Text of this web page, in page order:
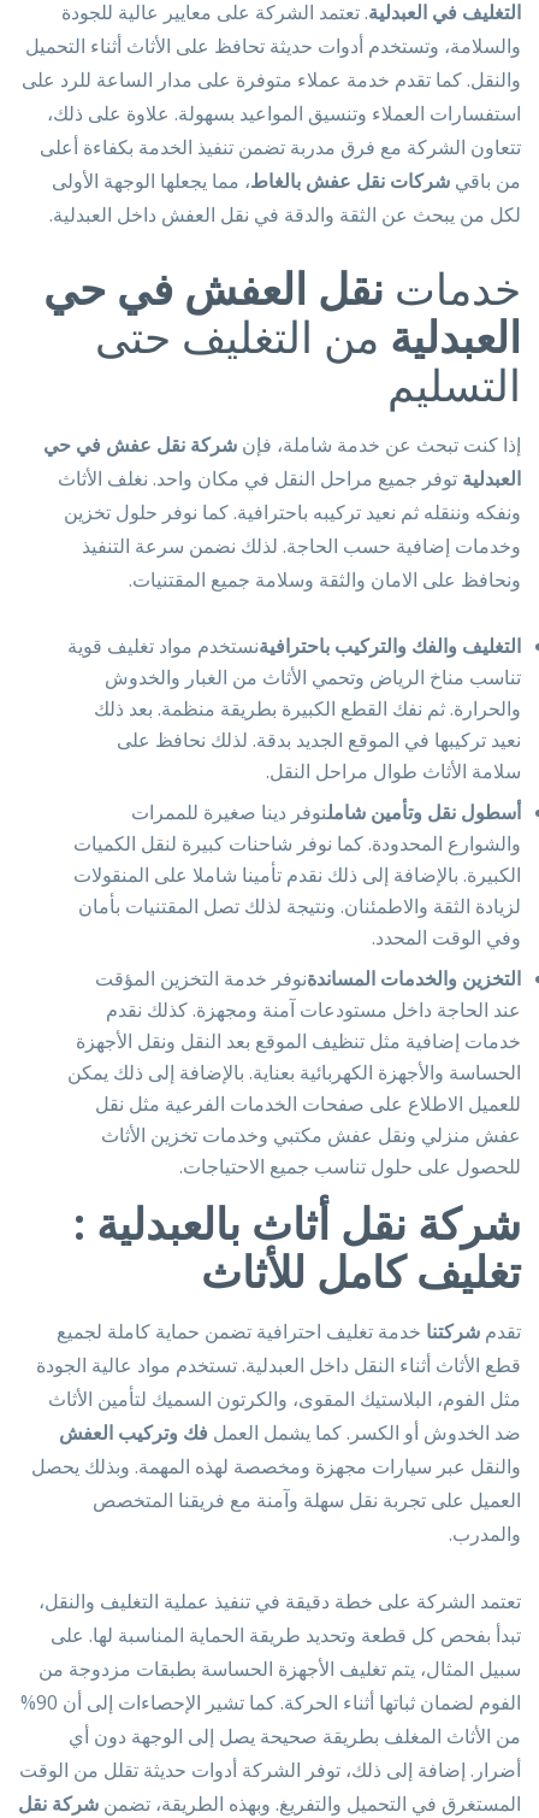
التغليف في العبدلية. تعتمد الشركة على معايير عالية للجودة
والسلامة، وتستخدم أدوات حديثة تحافظ على الأثاث أثناء التحميل
والنقل. كما تقدم خدمة عملاء متوفرة على مدار الساعة للرد على
استفسارات العملاء وتنسيق المواعيد بسهولة. علاوة على ذلك،
تتعاون الشركة مع فرق مدربة تضمن تنفيذ الخدمة بكفاءة أعلى
من باقي شركات نقل عفش بالغاط، مما يجعلها الوجهة الأولى
لكل من يبحث عن الثقة والدقة في نقل العفش داخل العبدلية.
خدمات نقل العفش في حي
العبدلية من التغليف حتى
التسليم
إذا كنت تبحث عن خدمة شاملة، فإن شركة نقل عفش في حي
العبدلية توفر جميع مراحل النقل في مكان واحد. نغلف الأثاث
ونفكه وننقله ثم نعيد تركيبه باحترافية. كما نوفر حلول تخزين
وخدمات إضافية حسب الحاجة. لذلك نضمن سرعة التنفيذ
ونحافظ على الامان والثقة وسلامة جميع المقتنيات.
التغليف والفك والتركيب باحترافيةنستخدم مواد تغليف قوية
تناسب مناخ الرياض وتحمي الأثاث من الغبار والخدوش
والحرارة. ثم نفك القطع الكبيرة بطريقة منظمة. بعد ذلك
نعيد تركيبها في الموقع الجديد بدقة. لذلك نحافظ على
سلامة الأثاث طوال مراحل النقل.
أسطول نقل وتأمين شاملنوفر دينا صغيرة للممرات
والشوارع المحدودة. كما نوفر شاحنات كبيرة لنقل الكميات
الكبيرة. بالإضافة إلى ذلك نقدم تأمينا شاملا على المنقولات
لزيادة الثقة والاطمئنان. ونتيجة لذلك تصل المقتنيات بأمان
وفي الوقت المحدد.
التخزين والخدمات المساندةنوفر خدمة التخزين المؤقت
عند الحاجة داخل مستودعات آمنة ومجهزة. كذلك نقدم
خدمات إضافية مثل تنظيف الموقع بعد النقل ونقل الأجهزة
الحساسة والأجهزة الكهربائية بعناية. بالإضافة إلى ذلك يمكن
للعميل الاطلاع على صفحات الخدمات الفرعية مثل نقل
عفش منزلي ونقل عفش مكتبي وخدمات تخزين الأثاث
للحصول على حلول تناسب جميع الاحتياجات.
شركة نقل أثاث بالعبدلية :
تغليف كامل للأثاث
تقدم شركتنا خدمة تغليف احترافية تضمن حماية كاملة لجميع
قطع الأثاث أثناء النقل داخل العبدلية. تستخدم مواد عالية الجودة
مثل الفوم، البلاستيك المقوى، والكرتون السميك لتأمين الأثاث
ضد الخدوش أو الكسر. كما يشمل العمل فك وتركيب العفش
والنقل عبر سيارات مجهزة ومخصصة لهذه المهمة. وبذلك يحصل
العميل على تجربة نقل سهلة وآمنة مع فريقنا المتخصص
والمدرب.
تعتمد الشركة على خطة دقيقة في تنفيذ عملية التغليف والنقل،
تبدأ بفحص كل قطعة وتحديد طريقة الحماية المناسبة لها. على
سبيل المثال، يتم تغليف الأجهزة الحساسة بطبقات مزدوجة من
الفوم لضمان ثباتها أثناء الحركة. كما تشير الإحصاءات إلى أن 90%
من الأثاث المغلف بطريقة صحيحة يصل إلى الوجهة دون أي
أضرار. إضافة إلى ذلك، توفر الشركة أدوات حديثة تقلل من الوقت
المستغرق في التحميل والتفريغ. وبهذه الطريقة، تضمن شركة نقل